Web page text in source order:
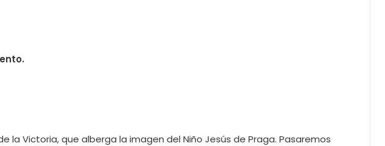
Victoria, que alberga la imagen del Niño Jesús de Praga. Pasaremos